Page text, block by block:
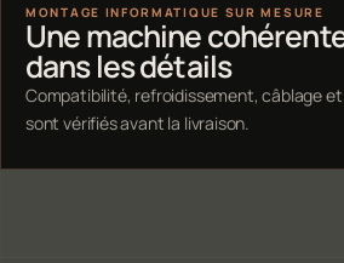
MONTAGE INFORMATIQUE SUR MESURE
Une machine
dans les détails
Compatibilité, refroidissement, câblage
sont vérifiés avant la livraison.